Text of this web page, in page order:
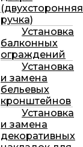
(двухсторонняя
ручка)
Установка
балконных
ограждений
Установка
и замена
бельевых
кронштейнов
Установка
и замена
декоративных